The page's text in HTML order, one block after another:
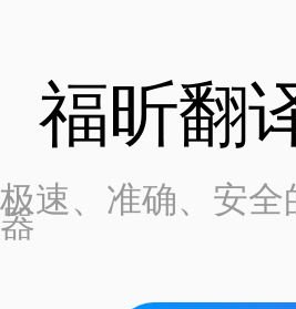
福昕翻
极速、准确、安全
器